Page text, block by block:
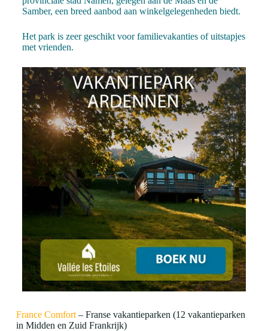
Samber, een breed aanbod aan winkelgelegenheden biedt.
Het park is zeer geschikt voor familievakanties of uitstapjes
met vrienden.
France Comfort– Franse vakantieparken (12 vakantieparken
in Midden en Zuid Frankrijk)